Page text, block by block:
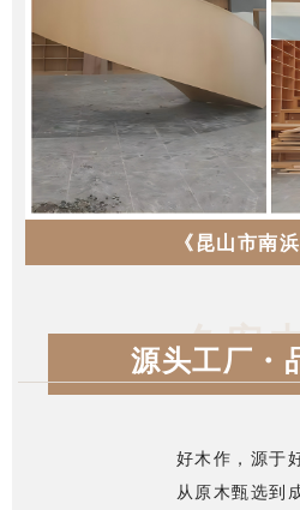
《昆山市南
久安
源头工厂・
好木作，源于
从原木甄选到